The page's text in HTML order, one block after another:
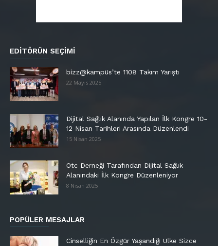
EDITÖRÜN SEÇIMI
bizz@kampüs’te 1108 Takım Yarıştı
22 Mayıs 2025
Dijital Sağlık Alanında Yapılan İlk Kongre 10-
12 Nisan Tarihleri Arasında Düzenlendi
15 Nisan 2025
Otc Derneği Tarafından Dijital Sağlık
Alanındaki İlk Kongre Düzenleniyor
8 Nisan 2025
POPÜLER MESAJLAR
Cinselliğin En Özgür Yaşandığı Ülke Sizce